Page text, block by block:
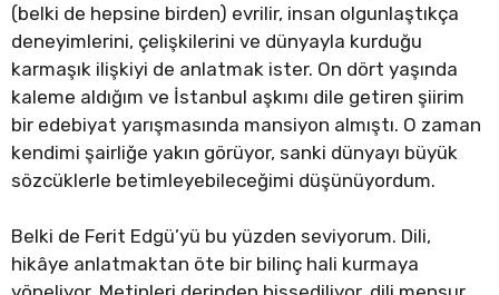
(belki de hepsine birden) evrilir, insan olgunlaştıkça
deneyimlerini, çelişkilerini ve dünyayla kurduğu
karmaşık ilişkiyi de anlatmak ister. On dört yaşında
kaleme aldığım ve İstanbul aşkımı dile getiren şiirim
bir edebiyat yarışmasında mansiyon almıştı. O zaman
kendimi şairliğe yakın görüyor, sanki dünyayı büyük
sözcüklerle betimleyebileceğimi düşünüyordum.
Belki de Ferit Edgü’yü bu yüzden seviyorum. Dili,
hikâye anlatmaktan öte bir bilinç hali kurmaya